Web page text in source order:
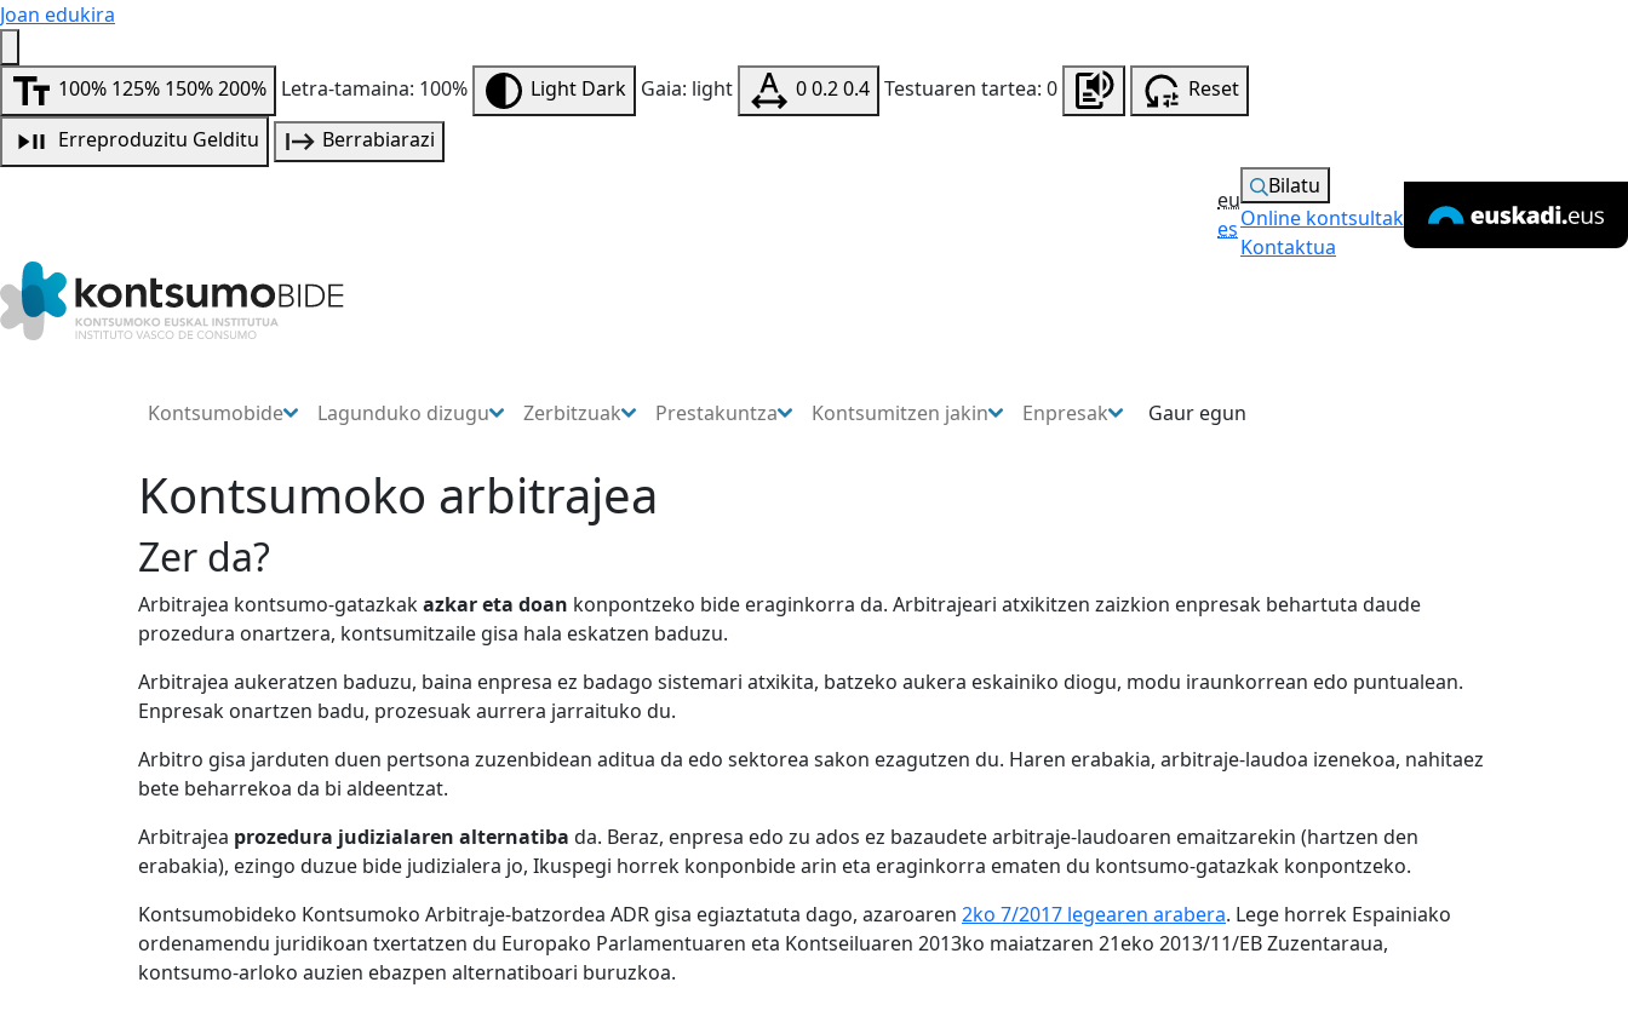
Joan edukira
100% 125% 150%200% Letra-tamaina: 100% Light Dark Gaia: light 00.20.4 Testuaren tartea: 0
Reset
Erreproduzitu Gelditu Berrabiarazi
eu
es
Bilatu
Online kontsultak
Kontaktua
Kontsumobide Lagunduko dizugu Zerbitzuak Prestakuntza Kontsumitzen jakin Enpresak Gaur egun
Kontsumoko arbitrajea
Zer da?
Arbitrajea kontsumo-gatazkakazkar eta doan konpontzeko bide eraginkorra da. Arbitrajeari atxikitzen zaizkion enpresak behartuta daude
prozedura onartzera, kontsumitzaile gisa hala eskatzen baduzu.
Arbitrajea aukeratzen baduzu, baina enpresa ez badago sistemari atxikita, batzeko aukera eskainiko diogu, modu iraunkorrean edo puntualean.
Enpresak onartzen badu, prozesuak aurrera jarraituko du.
Arbitro gisa jarduten duen pertsona zuzenbidean aditua da edo sektorea sakon ezagutzen du. Haren erabakia, arbitraje-laudoa izenekoa, nahitaez
bete beharrekoa da bi aldeentzat.
Arbitrajea prozedura judizialaren alternatiba da. Beraz, enpresa edo zu ados ez bazaudete arbitraje-laudoaren emaitzarekin (hartzen den
erabakia), ezingo duzue bide judizialera jo, Ikuspegi horrek konponbide arin eta eraginkorra ematen du kontsumo-gatazkak konpontzeko.
Kontsumobideko Kontsumoko Arbitraje-batzordea ADR gisa egiaztatuta dago, azaroaren 2ko 7/2017 legearen arabera. Lege horrek Espainiako
ordenamendu juridikoan txertatzen du Europako Parlamentuaren eta Kontseiluaren 2013ko maiatzaren 21eko 2013/11/EB Zuzentaraua,
kontsumo-arloko auzien ebazpen alternatiboari buruzkoa.